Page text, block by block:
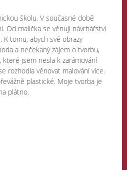
školu. V současné době
Od malička se věnuji návrhářství
K tomu, abych své obrazy
a nečekaný zájem o tvorbu,
které jsem nesla k zarámování
rozhodla věnovat malování více.
plastické. Moje tvorba je
plátno.